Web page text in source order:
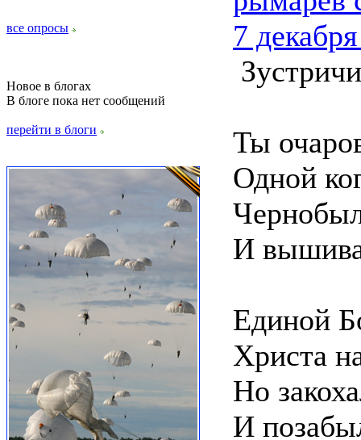
все опросы
Новое в блогах
В блоге пока нет сообщений
перейти в блоги
7
Ты
Одной
И
Единой
Христа
Но
И